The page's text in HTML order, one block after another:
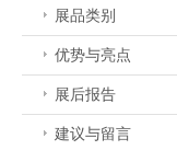
展品类别
优势与亮点
展后报告
建议与留言